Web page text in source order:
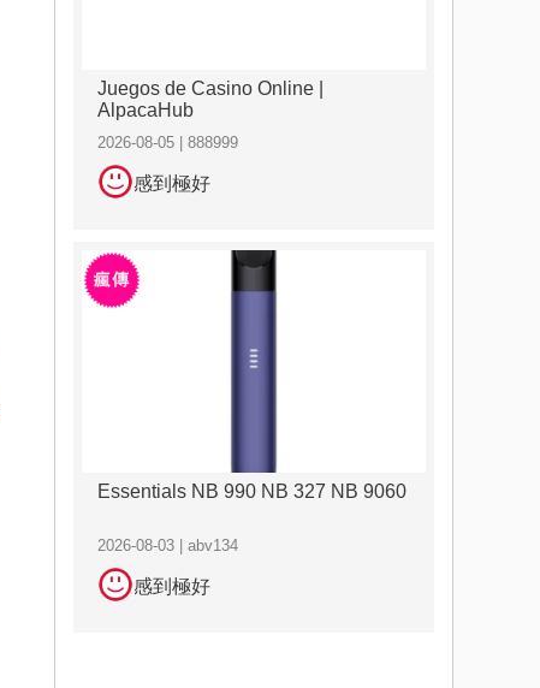
Juegos de Casino Online |
AlpacaHub
2026-08-05 | 888999
感到極好
Essentials NB 990 NB 327 NB 9060
2026-08-03 | abv134
感到極好